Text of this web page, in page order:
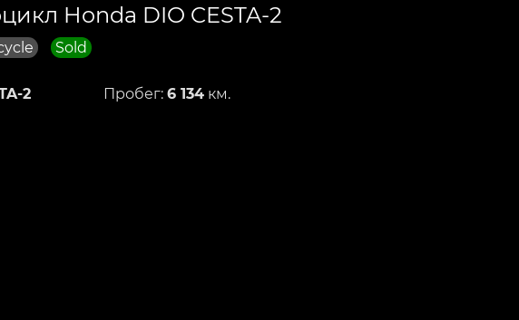
Honda DIO CESTA-2
Sold
2
Пробег: 6 134 км.